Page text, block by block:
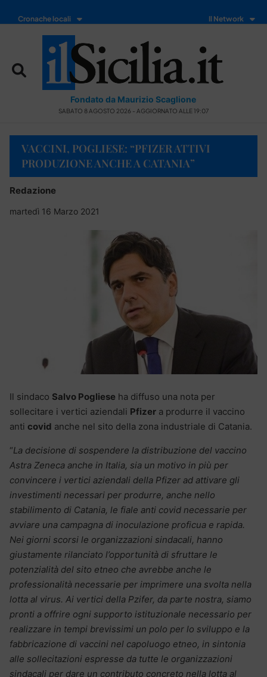
Cronache locali Il Network
Fondato da Maurizio Scaglione
SABATO 8 AGOSTO 2026 - AGGIORNATO ALLE 19:07
VACCINI, POGLIESE: “PFIZER ATTIVI
PRODUZIONE ANCHE A CATANIA”
Redazione
martedì 16 Marzo 2021
Il sindaco Salvo Pogliese ha diffuso una nota per
sollecitare i vertici aziendali Pfizer a produrre il vaccino
anti covid anche nel sito della zona industriale di Catania.
“La decisione di sospendere la distribuzione del vaccino
Astra Zeneca anche in Italia, sia un motivo in più per
convincere i vertici aziendali della Pfizer ad attivare gli
investimenti necessari per produrre, anche nello
stabilimento di Catania, le fiale anti covid necessarie per
avviare una campagna di inoculazione proficua e rapida.
Nei giorni scorsi le organizzazioni sindacali, hanno
giustamente rilanciato l’opportunità di sfruttare le
potenzialità del sito etneo che avrebbe anche le
professionalità necessarie per imprimere una svolta nella
lotta al virus. Ai vertici della Pzifer, da parte nostra, siamo
pronti a offrire ogni supporto istituzionale necessario per
realizzare in tempi brevissimi un polo per lo sviluppo e la
fabbricazione di vaccini nel capoluogo etneo, in sintonia
alle sollecitazioni espresse da tutte le organizzazioni
sindacali per dare un contributo concreto nella lotta al